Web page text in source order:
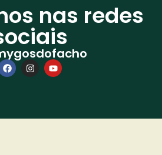
nas redes